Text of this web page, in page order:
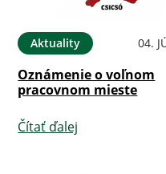
Aktuality 04.
Oznámenie o voľnom
pracovnom mieste
Čítať ďalej